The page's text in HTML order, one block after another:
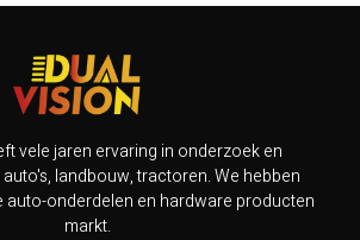
vele jaren ervaring in onderzoek en
landbouw, tractoren. We hebben
auto-onderdelen en hardware producten
markt.